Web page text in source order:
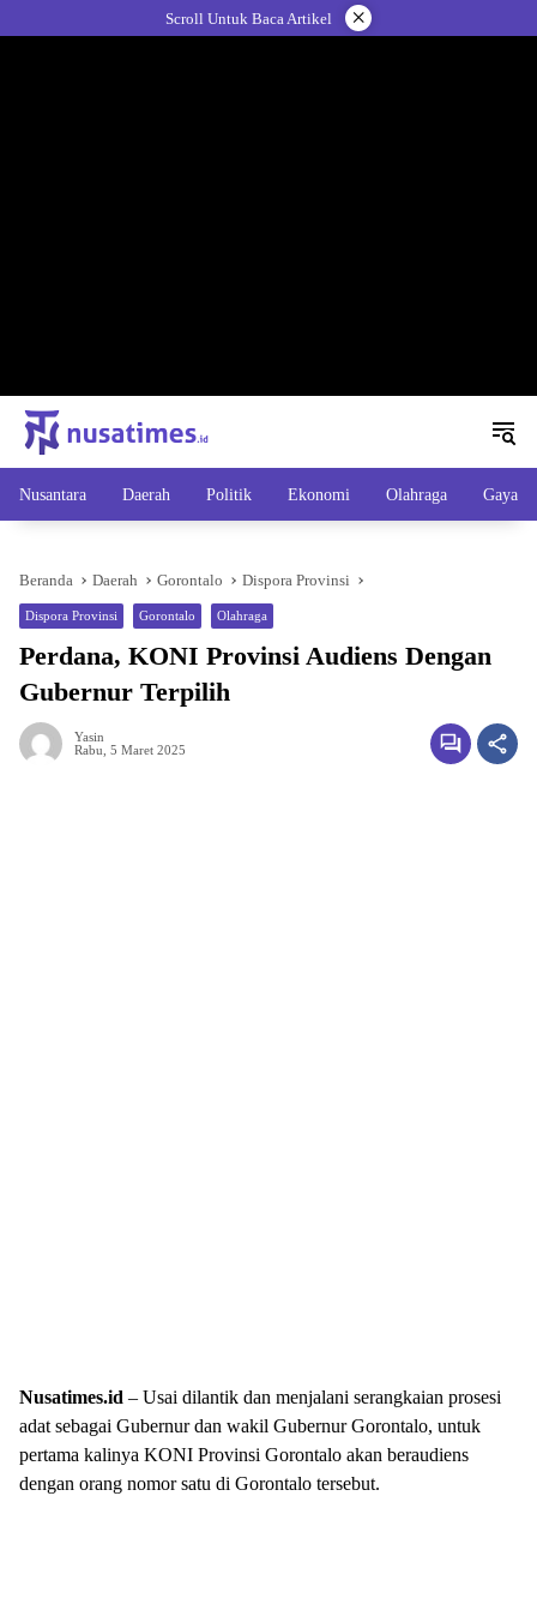
ke
Scroll Untuk Baca Artikel ×
Nusantara Daerah Politik Ekonomi Olahraga Gaya
Beranda Daerah Gorontalo Dispora Provinsi
Dispora Provinsi Gorontalo Olahraga
Perdana, KONI Provinsi Audiens Dengan
Gubernur Terpilih
Yasin
Rabu, 5 Maret 2025
Nusatimes.id – Usai dilantik dan menjalani serangkaian prosesi
adat sebagai Gubernur dan wakil Gubernur Gorontalo, untuk
pertama kalinya KONI Provinsi Gorontalo akan beraudiens
dengan orang nomor satu di Gorontalo tersebut.